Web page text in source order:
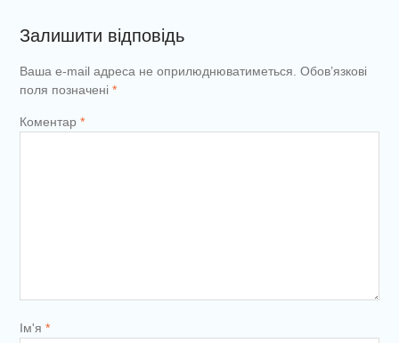
Залишити відповідь
Ваша e-mail адреса не оприлюднюватиметься. Обов’язкові
поля позначені *
Коментар *
Ім'я *